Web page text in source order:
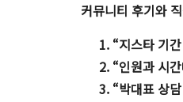
커뮤니티 후기와
“지스타 기
“인원과 시
“박대표 상